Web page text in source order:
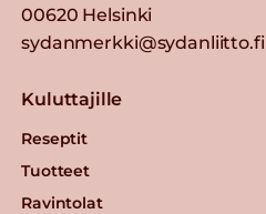
00620 Helsinki
sydanmerkki@sydanliitto.fi
Kuluttajille
Reseptit
Tuotteet
Ravintolat